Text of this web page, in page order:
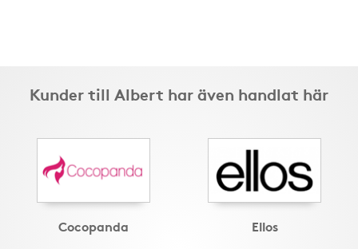
Kunder till Albert har även handlat här
Cocopanda Ellos